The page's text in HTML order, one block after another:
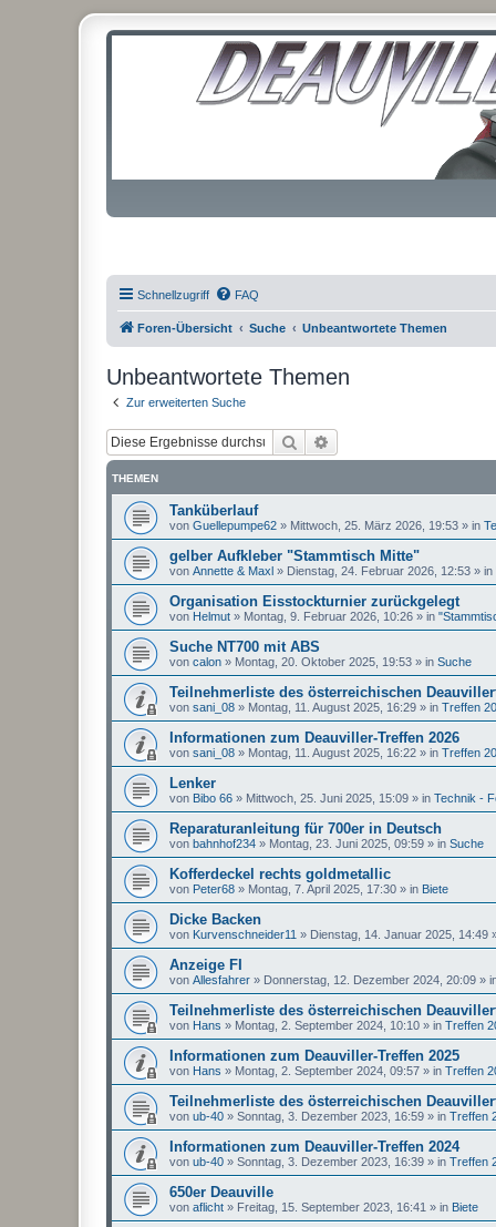
Schnellzugriff FAQ
Foren-Übersicht Suche Unbeantwortete Themen
Unbeantwortete Themen
Zur erweiterten Suche
Suche
THEMEN
Tanküberlauf
von Guellepumpe62 » Mittwoch, 25. März 2026, 19:53 » in
gelber Aufkleber "Stammtisch Mitte"
von Annette & Maxl » Dienstag, 24. Februar 2026, 12:53 » in
Organisation Eisstockturnier zurückgelegt
von Helmut » Montag, 9. Februar 2026, 10:26 » in
Suche NT700 mit ABS
von calon » Montag, 20. Oktober 2025, 19:53 » in Suche
Teilnehmerliste des österreichischen
von sani_08 » Montag, 11. August 2025, 16:29 » in Treffen
Informationen zum Deauviller-Treffen 2026
von sani_08 » Montag, 11. August 2025, 16:22 » in Treffen
Lenker
von Bibo 66 » Mittwoch, 25. Juni 2025, 15:09 » in Technik -
Reparaturanleitung für 700er in Deutsch
von bahnhof234 » Montag, 23. Juni 2025, 09:59 » in Suche
Kofferdeckel rechts goldmetallic
von Peter68 » Montag, 7. April 2025, 17:30 » in Biete
Dicke Backen
von Kurvenschneider11 » Dienstag, 14. Januar 2025, 14:49
Anzeige FI
von Allesfahrer » Donnerstag, 12. Dezember 2024, 20:09 »
Teilnehmerliste des österreichischen
von Hans » Montag, 2. September 2024, 10:10 » in Treffen
Informationen zum Deauviller-Treffen 2025
von Hans » Montag, 2. September 2024, 09:57 » in Treffen
Teilnehmerliste des österreichischen
von ub-40 » Sonntag, 3. Dezember 2023, 16:59 » in Treffen
Informationen zum Deauviller-Treffen 2024
von ub-40 » Sonntag, 3. Dezember 2023, 16:39 » in Treffen
650er Deauville
von aflicht » Freitag, 15. September 2023, 16:41 » in Biete